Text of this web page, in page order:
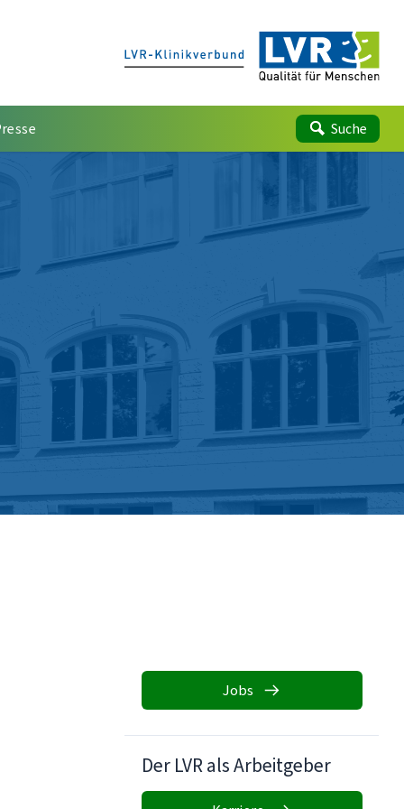
Suche
Jobs
Der LVR als Arbeitgeber